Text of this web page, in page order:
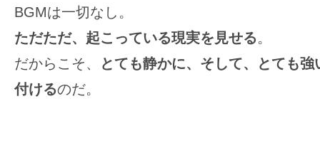
BGMは一切なし。
ただただ、起こっている現実を見せる。
だからこそ、
とても静かに、そして、とても
付けるのだ。